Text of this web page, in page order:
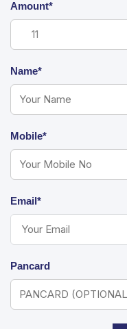
Amount*
Name*
Mobile*
Email*
Pancard